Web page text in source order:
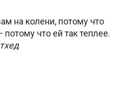
на колени, потому что
что ей так теплее.